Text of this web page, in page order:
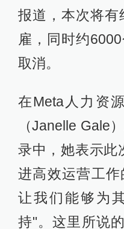
报道，本次将有
雇，同时约
取消。
在Meta人力资
（Janelle Gale
录中，她表示此
进高效运营工
让我们能够为
持"。这里所说